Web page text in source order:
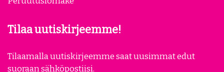
Yleiset ehdot
Tietosuojaseloste